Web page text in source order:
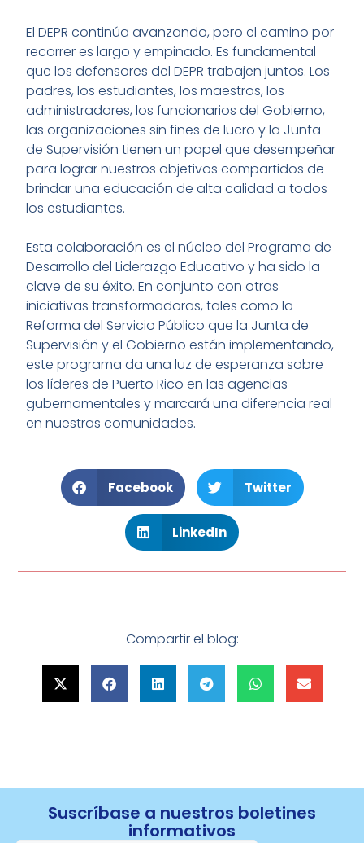
El DEPR continúa avanzando, pero el camino por
recorrer es largo y empinado. Es fundamental
que los defensores del DEPR trabajen juntos. Los
padres, los estudiantes, los maestros, los
administradores, los funcionarios del Gobierno,
las organizaciones sin fines de lucro y la Junta
de Supervisión tienen un papel que desempeñar
para lograr nuestros objetivos compartidos de
brindar una educación de alta calidad a todos
los estudiantes.
Esta colaboración es el núcleo del Programa de
Desarrollo del Liderazgo Educativo y ha sido la
clave de su éxito. En conjunto con otras
iniciativas transformadoras, tales como la
Reforma del Servicio Público que la Junta de
Supervisión y el Gobierno están implementando,
este programa da una luz de esperanza sobre
los líderes de Puerto Rico en las agencias
gubernamentales y marcará una diferencia real
en nuestras comunidades.
Facebook Twitter
LinkedIn
Compartir el blog:
Suscríbase a nuestros boletines
informativos